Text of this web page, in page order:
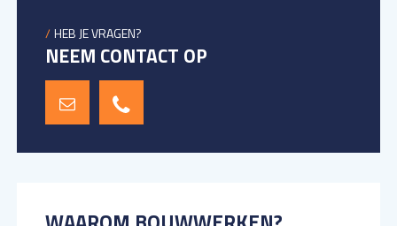
HEB JE VRAGEN?
NEEM CONTACT OP